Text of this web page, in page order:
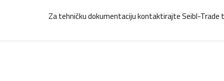
Za tehničku dokumentaciju kontaktirajte Seibl-Trade